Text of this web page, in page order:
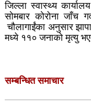
जिल्ला स्वास्थ्य
सोमबार कोरोना जाँच
चौलागाईंका अनुसार
मध्ये ११० जनाको मृत्यु
सम्बन्धित समाचार